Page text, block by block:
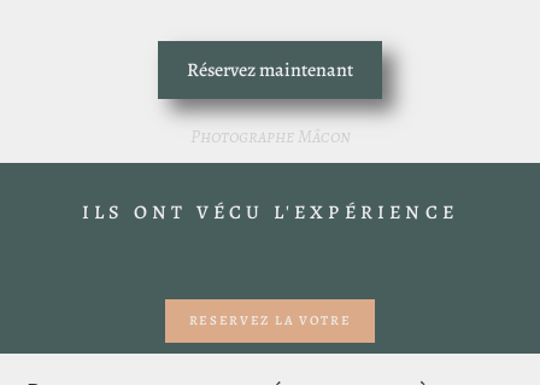
Réservez maintenant
Photographe Mâcon
ILS ONT VÉCU L'EXPÉRIENCE
RESERVEZ LA VOTRE